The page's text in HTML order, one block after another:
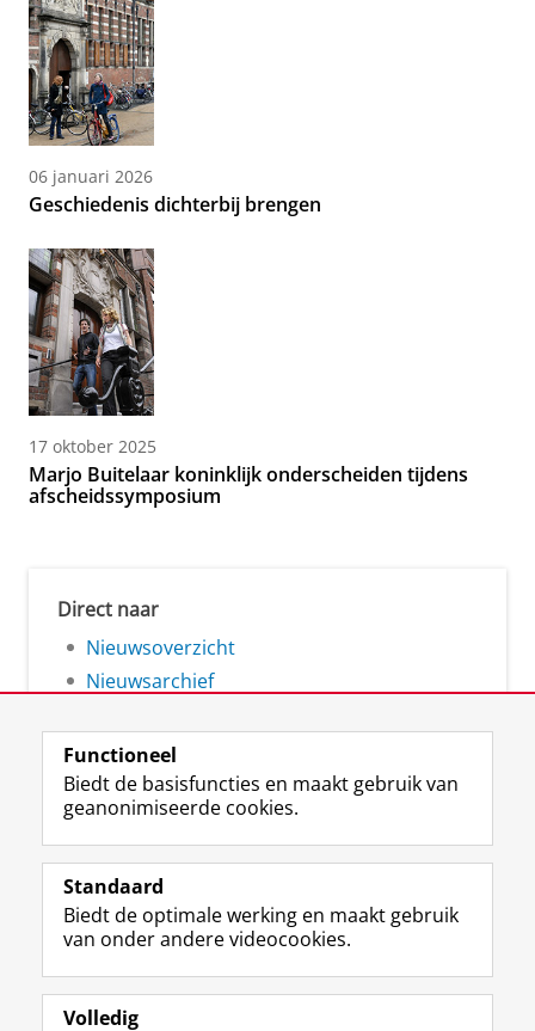
06 januari 2026
Geschiedenis dichterbij brengen
17 oktober 2025
Marjo Buitelaar koninklijk onderscheiden tijdens
afscheidssymposium
Direct naar
Nieuwsoverzicht
Nieuwsarchief
Volg de RUG
F
a
e
b
o
L
i
k
e
I
R
S
-
f
e
I
n
t
r
Y
o
T
e
Studiekiezers
Alumni
Functioneel
Biedt de basisfuncties en maakt gebruik van
geanonimiseerde cookies.
Standaard
Biedt de optimale werking en maakt gebruik
van onder andere videocookies.
Volledig